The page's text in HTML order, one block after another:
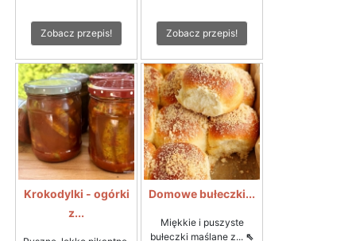
Zobacz przepis! Zobacz przepis!
Krokodylki - ogórki
z...
Domowe bułeczki...
Miękkie i puszyste
bułeczki maślane z... ⇖